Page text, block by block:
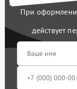
При
действует